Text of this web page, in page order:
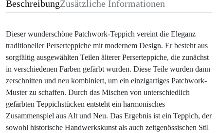
BeschreibungZusätzliche Informationen
Dieser wunderschöne Patchwork-Teppich vereint die Eleganz
traditioneller Perserteppiche mit modernem Design. Er besteht aus
sorgfältig ausgewählten Teilen älterer Perserteppiche, die zunächst
in verschiedenen Farben gefärbt wurden. Diese Teile wurden dann
zerschnitten und neu kombiniert, um ein einzigartiges Patchwork-
Muster zu schaffen. Durch das Mischen von unterschiedlich
gefärbten Teppichstücken entsteht ein harmonisches
Zusammenspiel aus Alt und Neu. Das Ergebnis ist ein Teppich, der
sowohl historische Handwerkskunst als auch zeitgenössischen Stil